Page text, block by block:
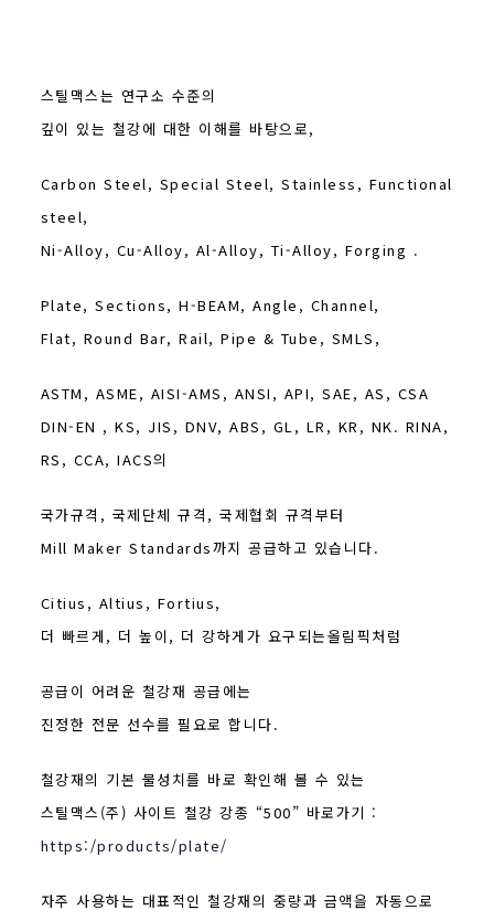
스틸맥스는 연구소 수준의
깊이 있는 철강에 대한 이해를 바탕으로,
Carbon Steel, Special Steel, Stainless, Functional
steel,
Ni-Alloy, Cu-Alloy, Al-Alloy, Ti-Alloy, Forging .
Plate, Sections, H-BEAM, Angle, Channel,
Flat, Round Bar, Rail, Pipe & Tube, SMLS,
ASTM, ASME, AISI-AMS, ANSI, API, SAE, AS, CSA
DIN-EN , KS, JIS, DNV, ABS, GL, LR, KR, NK. RINA,
RS, CCA, IACS의
국가규격, 국제단체 규격, 국제협회 규격부터
Mill Maker Standards까지 공급하고 있습니다.
Citius, Altius, Fortius,
더 빠르게, 더 높이, 더 강하게가 요구되는올림픽처럼
공급이 어려운 철강재 공급에는
진정한 전문 선수를 필요로 합니다.
철강재의 기본 물성치를 바로 확인해 볼 수 있는
스틸맥스(주) 사이트 철강 강종 “500” 바로가기 :
https:/products/plate/
자주 사용하는 대표적인 철강재의 중량과 금액을 자동으로